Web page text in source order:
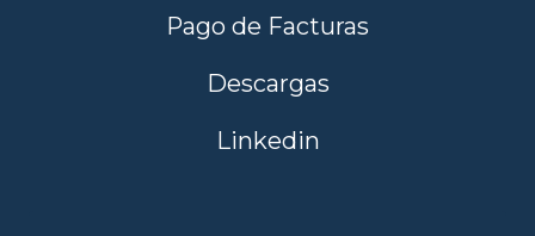
Pago de Facturas
Descargas
Linkedin